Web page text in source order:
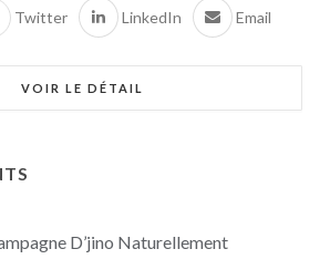
Twitter LinkedIn Email
VOIR LE DÉTAIL
D’jino Naturellement